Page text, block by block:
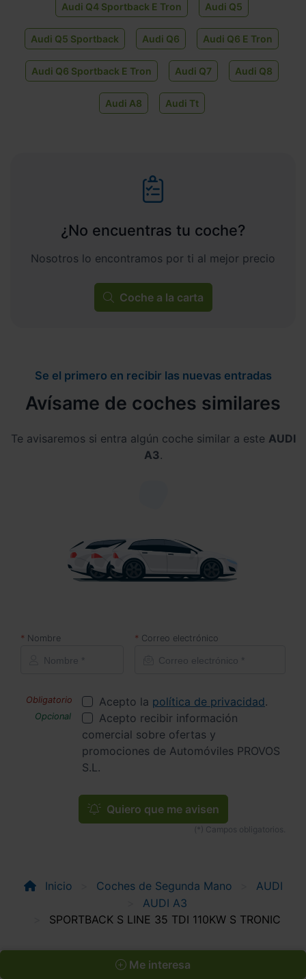
Audi Q4 Sportback E Tron Audi Q5
Audi Q5 Sportback Audi Q6 Audi Q6 E Tron
Audi Q6 Sportback E Tron Audi Q7 Audi Q8
Audi A8 Audi Tt
¿No encuentras tu coche?
Nosotros lo encontramos por ti al mejor precio
Coche a la carta
Se el primero en recibir las nuevas entradas
Avísame de coches similares
Te avisaremos si entra algún coche similar a este AUDI
A3.
Nombre Correo electrónico
Acepto la política de privacidad.
Acepto recibir información
comercial sobre ofertas y
promociones de Automóviles PROVOS
S.L.
Quiero que me avisen
Me interesa
Inicio Coches de Segunda Mano
AUDI
AUDI A3
SPORTBACK S LINE 35 TDI 110KW S TRONIC